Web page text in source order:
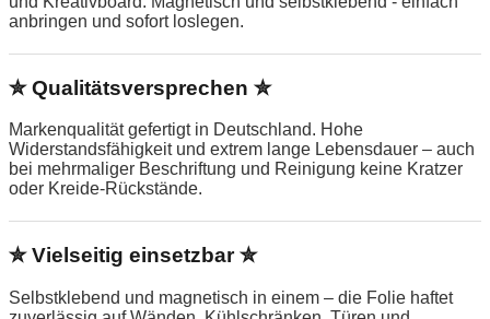
anbringen und sofort loslegen.
✮ Qualitätsversprechen ✮
Markenqualität gefertigt in Deutschland. Hohe
Widerstandsfähigkeit und extrem lange Lebensdauer – auch
bei mehrmaliger Beschriftung und Reinigung keine Kratzer
oder Kreide-Rückstände.
✮ Vielseitig einsetzbar ✮
Selbstklebend und magnetisch in einem – die Folie haftet